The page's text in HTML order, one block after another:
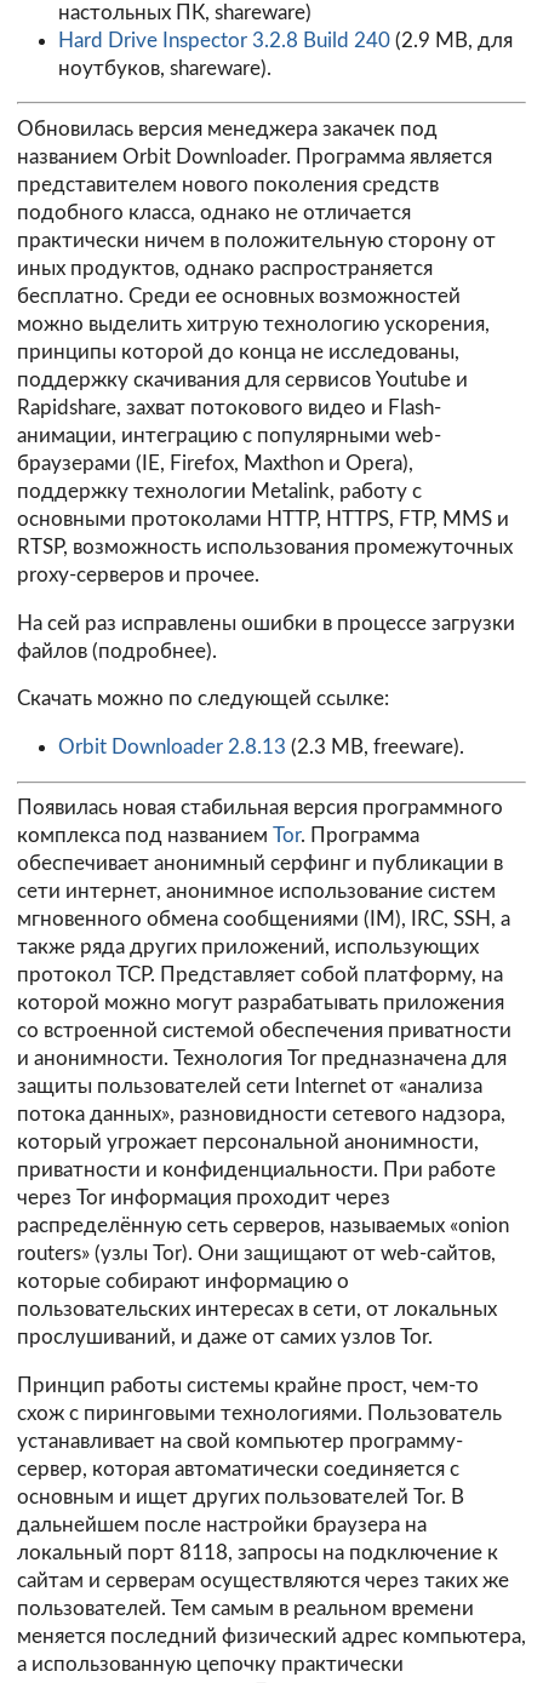
настольных ПК, shareware)
Hard Drive Inspector 3.2.8 Build 240(2.9 MB, для
ноутбуков, shareware).
Обновилась версия менеджера закачек под
названием Orbit Downloader. Программа является
представителем нового поколения средств
подобного класса, однако не отличается
практически ничем в положительную сторону от
иных продуктов, однако распространяется
бесплатно. Среди ее основных возможностей
можно выделить хитрую технологию ускорения,
принципы которой до конца не исследованы,
поддержку скачивания для сервисов Youtube и
Rapidshare, захват потокового видео и Flash-
анимации, интеграцию с популярными web-
браузерами (IE, Firefox, Maxthon и Opera),
поддержку технологии Metalink, работу с
основными протоколами HTTP, HTTPS, FTP, MMS и
RTSP, возможность использования промежуточных
proxy-серверов и прочее.
На сей раз исправлены ошибки в процессе загрузки
файлов (подробнее).
Скачать можно по следующей ссылке:
Orbit Downloader 2.8.13 (2.3 MB, freeware).
Появилась новая стабильная версия программного
комплекса под названием Tor. Программа
обеспечивает анонимный серфинг и публикации в
сети интернет, анонимное использование систем
мгновенного обмена сообщениями (IM), IRC, SSH, а
также ряда других приложений, использующих
протокол TCP. Представляет собой платформу, на
которой можно могут разрабатывать приложения
со встроенной системой обеспечения приватности
и анонимности. Технология Tor предназначена для
защиты пользователей сети Internet от «анализа
потока данных», разновидности сетевого надзора,
который угрожает персональной анонимности,
приватности и конфиденциальности. При работе
через Tor информация проходит через
распределённую сеть серверов, называемых «onion
routers» (узлы Tor). Они защищают от web-сайтов,
которые собирают информацию о
пользовательских интересах в сети, от локальных
прослушиваний, и даже от самих узлов Tor.
Принцип работы системы крайне прост, чем-то
схож с пиринговыми технологиями. Пользователь
устанавливает на свой компьютер программу-
сервер, которая автоматически соединяется с
основным и ищет других пользователей Tor. В
дальнейшем после настройки браузера на
локальный порт 8118, запросы на подключение к
сайтам и серверам осуществляются через таких же
пользователей. Тем самым в реальном времени
меняется последний физический адрес компьютера,
а использованную цепочку практически